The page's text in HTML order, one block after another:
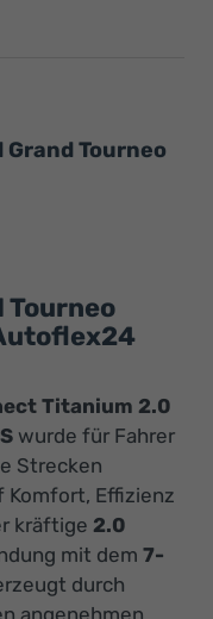
Grand Tourneo
Tourneo
Titanium 2.0
wurde für Fahrer
Strecken
Komfort, Effizienz
kräftige 2.0
mit dem 7-
durch
angenehmen